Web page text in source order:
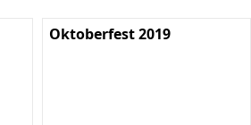
Oktoberfest 2019